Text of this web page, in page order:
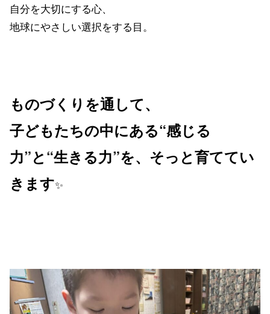
自分を大切にする心、
地球にやさしい選択をする目。
ものづくりを通して、
子どもたちの中にある“感じる
力”と“生きる力”を、そっと育ててい
きます✨